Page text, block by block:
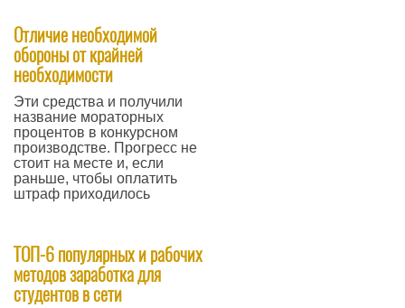
Отличие необходимой
обороны от крайней
необходимости
Эти средства и получили
название мораторных
процентов в конкурсном
производстве. Прогресс не
стоит на месте и, если
раньше, чтобы оплатить
штраф приходилось
ТОП-6 популярных и рабочих
методов заработка для
студентов в сети